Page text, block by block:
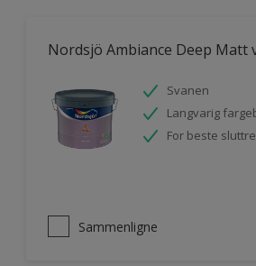
Nordsjö Ambiance Deep Matt
Svanen
Langvarig
For beste
Sammenligne